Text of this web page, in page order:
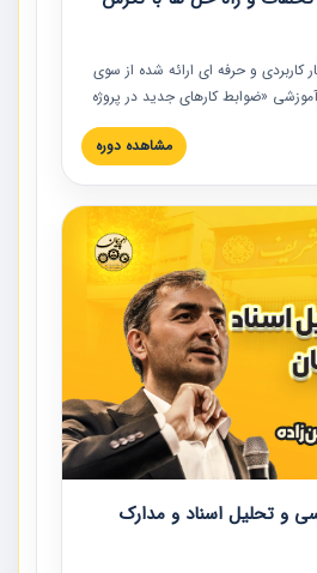
کاربردی و حرفه‏ ای ارائه شده از سوی
آموزشی «ضوابط کارهای جدید در پروژه
و راه حل ها با نگرش قراردادی
شرکت های ساختمانی کشور ارائه شد.
عملی ارائه شده است.
مشاهده دوره
و تحلیل اسناد و مدارک